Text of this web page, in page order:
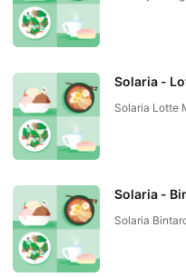
Solaria -
Solaria Lotte
Solaria -
Solaria